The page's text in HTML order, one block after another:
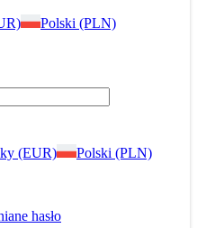
Polski (PLN)
(EUR) Polski (PLN)
hasło